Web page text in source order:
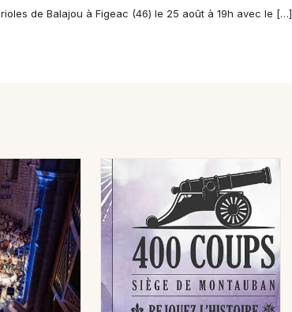
Newsletter des sorties
Artistes en tournée
Toulouse
de Balajou à Figeac (46) le 25 août à 19h avec le […]